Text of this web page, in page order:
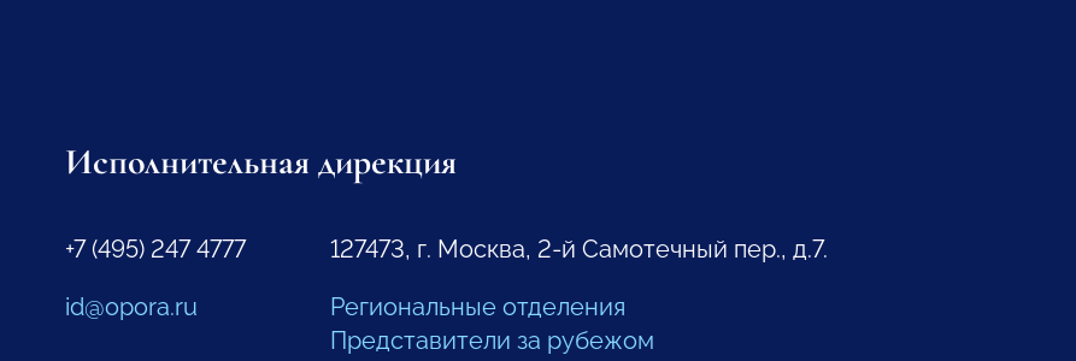
Исполнительная дирекция
+7 (495) 247 4777
id@opora.ru
127473, г. Москва, 2-й Самотечный пер., д.7.
Региональные отделения
Представители за рубежом